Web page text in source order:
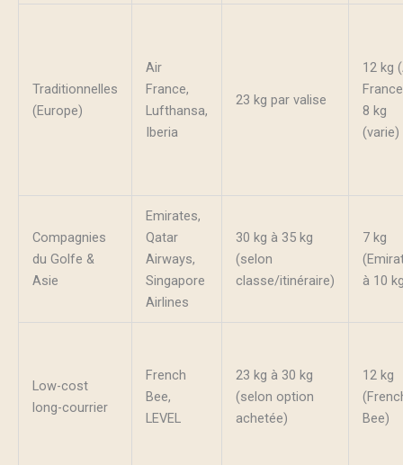
Traditionnelles
(Europe)
Air
France,
Lufthansa,
Iberia
23 kg par valise
12 kg
8 kg
(varie)
Compagnies
du Golfe &
Asie
Emirates,
Qatar
Airways,
Singapore
Airlines
30 kg à 35 kg
(selon
classe/itinéraire)
7 kg
à 10
Low-cost
long-courrier
French
Bee,
LEVEL
23 kg à 30 kg
(selon option
achetée)
12 kg
Bee)